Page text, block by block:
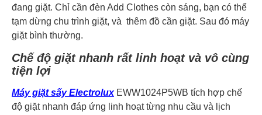
đang giặt. Chỉ cần đèn Add Clothes còn sáng, bạn có thể
tạm dừng chu trình giặt, và thêm đồ cần giặt. Sau đó máy
giặt bình thường.
Chế độ giặt nhanh rất linh hoạt và vô cùng
tiện lợi
Máy giặt sấy ElectroluxEWW1024P5WB tích hợp chế
độ giặt nhanh đáp ứng linh hoạt từng nhu cầu và lịch